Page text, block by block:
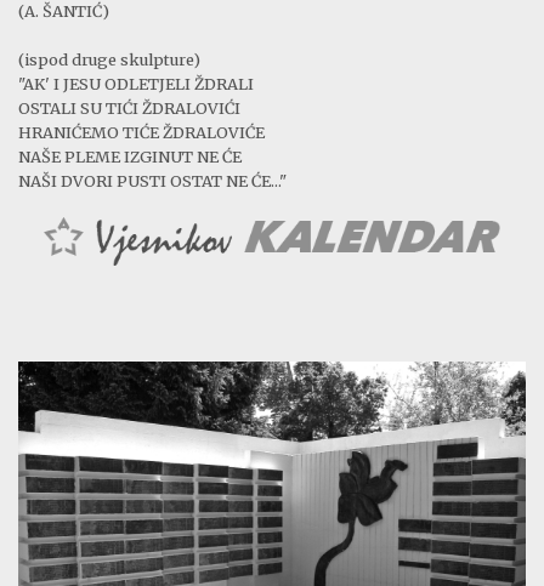
(A. ŠANTIĆ)
(ispod druge skulpture)
"AK' I JESU ODLETJELI ŽDRALI
OSTALI SU TIĆI ŽDRALOVIĆI
HRANIĆEMO TIĆE ŽDRALOVIĆE
NAŠE PLEME IZGINUT NE ĆE
NAŠI DVORI PUSTI OSTAT NE ĆE..."